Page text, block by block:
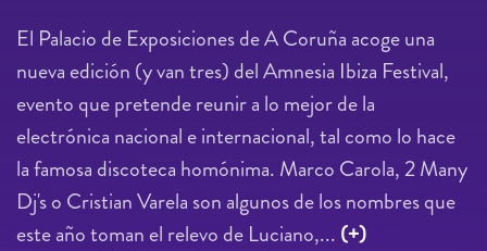
El Palacio de Exposiciones de A Coruña acoge una
nueva edición (y van tres) del Amnesia Ibiza Festival,
evento que pretende reunir a lo mejor de la
electrónica nacional e internacional, tal como lo hace
la famosa discoteca homónima. Marco Carola, 2 Many
Dj's o Cristian Varela son algunos de los nombres que
este año toman el relevo de Luciano,... (+)